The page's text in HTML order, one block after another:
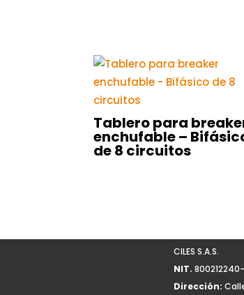
Tablero para
enchufable –
de 8 circuitos
CILES S.A.S.
NIT.
Dirección: